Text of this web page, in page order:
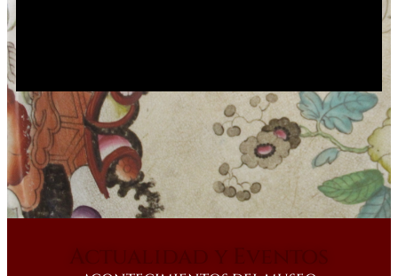
Actualidad y Eventos